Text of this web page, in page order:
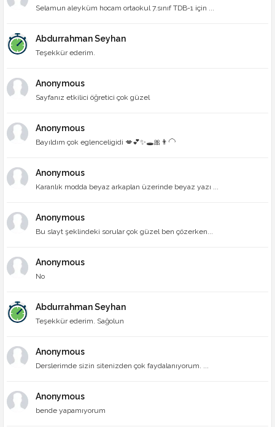
Selamun aleyküm hocam ortaokul 7.sınıf TDB-1 için ...
Abdurrahman Seyhan
Teşekkür ederim.
Anonymous
Sayfanız etkilici öğretici çok güzel
Anonymous
Bayıldım çok eglenceligidi 💋💕✨🕳🎀👨‍🦲
Anonymous
Karanlık modda beyaz arkaplan üzerinde beyaz yazı ...
Anonymous
Bu slayt şeklindeki sorular çok güzel ben çözerken...
Anonymous
No
Abdurrahman Seyhan
Teşekkür ederim. Sağolun
Anonymous
Derslerimde sizin sitenizden çok faydalanıyorum. ...
Anonymous
bende yapamıyorum